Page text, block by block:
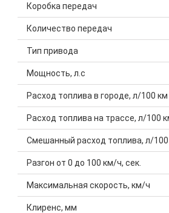
Коробка передач
Количество передач
Тип привода
Мощность, л.с
Расход топлива в городе, л/100 км
Расход топлива на трассе, л/100
Смешанный расход топлива, л/
Разгон от 0 до 100 км/ч, сек.
Максимальная скорость, км/ч
Клиренс, мм